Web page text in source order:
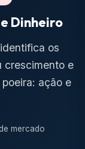
Dinheiro
os
crescimento e
ação e
mercado